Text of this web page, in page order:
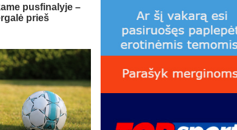
pusfinalyje –
prieš